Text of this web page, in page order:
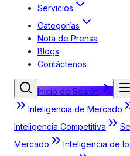
Servicios
Categorías
Nota de Prensa
Blogs
Contáctenos
Inicio de Sesión
Inteligencia de Mercado
Inteligencia Competitiva
Mercado
Inteligencia de